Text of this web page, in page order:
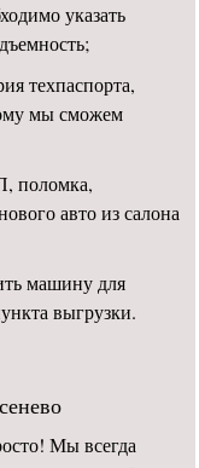
указать
техпаспорта,
мы сможем
поломка,
авто из салона
машину для
выгрузки.
Мы всегда